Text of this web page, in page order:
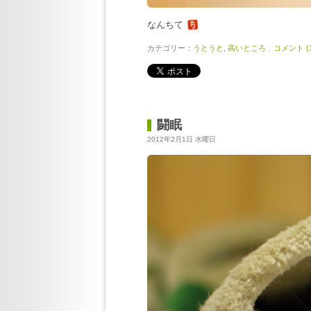
なんちて
カテゴリー： うとうと 高いところ コメント
闘眠
2012年2月1日 水曜日